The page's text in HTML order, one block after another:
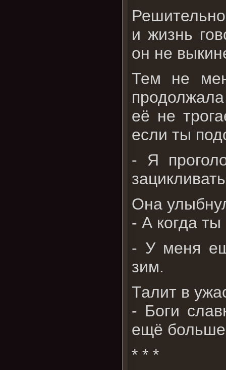
и жизнь
он не
Тем не
её не
если ты
- Я
Она
- А когда
- У меня
зим.
Талит в
- Боги
ещё
* * *